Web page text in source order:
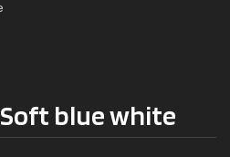
Soft blue white